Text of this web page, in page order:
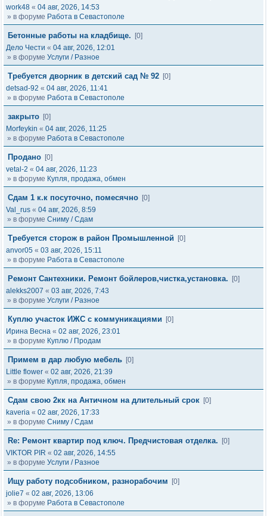
work48 « 04 авг, 2026, 14:53
» в форуме Работа в Севастополе
Бетонные работы на кладбище.
[0]
Дело Чести « 04 авг, 2026, 12:01
» в форуме Услуги / Разное
Требуется дворник в детский сад № 92 [0]
detsad-92 « 04 авг, 2026, 11:41
» в форуме Работа в Севастополе
закрыто [0]
Morfeykin « 04 авг, 2026, 11:25
» в форуме Работа в Севастополе
Продано [0]
vetal-2 « 04 авг, 2026, 11:23
» в форуме Купля, продажа, обмен
Сдам 1 к.к посуточно, помесячно [0]
Val_rus « 04 авг, 2026, 8:59
» в форуме Сниму / Сдам
Требуется сторож в район Промышленной
[0]
anvor05 « 03 авг, 2026, 15:11
» в форуме Работа в Севастополе
Ремонт Сантехники. Ремонт бойлеров,чистка,установка.
[0]
alekks2007 « 03 авг, 2026, 7:43
» в форуме Услуги / Разное
Куплю участок ИЖС с коммуникациями
[0]
Ирина Весна « 02 авг, 2026, 23:01
» в форуме Куплю / Продам
Примем в дар любую мебель [0]
Little flower « 02 авг, 2026, 21:39
» в форуме Купля, продажа, обмен
Сдам свою 2кк на Античном на длительный срок [0]
kaveria « 02 авг, 2026, 17:33
» в форуме Сниму / Сдам
Re: Ремонт квартир под ключ. Предчистовая отделка.
[0]
VIKTOR PIR « 02 авг, 2026, 14:55
» в форуме Услуги / Разное
Ищу работу подсобником, разнорабочим
[0]
jolie7 « 02 авг, 2026, 13:06
» в форуме Работа в Севастополе